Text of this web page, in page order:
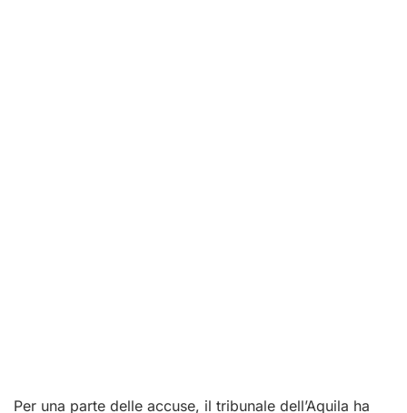
Per una parte delle accuse, il tribunale dell’Aquila ha